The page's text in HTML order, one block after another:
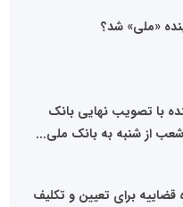
«ملی» شد؟
با تصویب نهایی بانک
از شنبه به بانک ملی...
قوه قضاییه برای تعیین و تکلیف